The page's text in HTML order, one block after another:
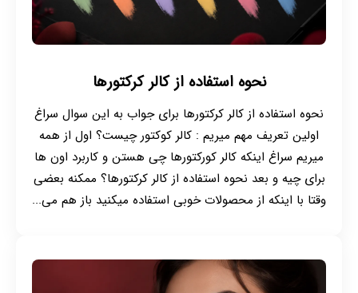
نحوه استفاده از کالر کرکتورها
نحوه استفاده از کالر کرکتورها برای جواب به این سوال سراغ
اولین تعریف مهم میریم : کالر کوکتور چیست؟ اول از همه
میریم سراغ اینکه کالر کورکتورها چی هستن و کاربرد اون ها
برای چیه و بعد نحوه استفاده از کالر کرکتورها؟ ممکنه بعضی
وقتا با اینکه از محصولات خوبی استفاده میکنید باز هم می...